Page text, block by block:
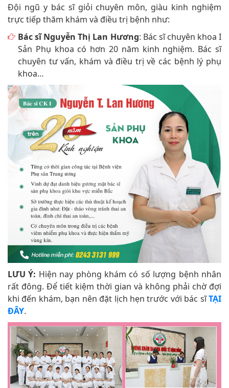
Đội ngũ y bác sĩ giỏi chuyên môn, giàu kinh nghiệm
trực tiếp thăm khám và điều trị bệnh như:
Bác sĩ Nguyễn Thị Lan Hương: Bác sĩ chuyên khoa I
Sản Phụ khoa có hơn 20 năm kinh nghiệm. Bác sĩ
chuyên tư vấn, khám và điều trị về các bệnh lý phụ
khoa…
LƯU Ý: Hiện nay phòng khám có số lượng bệnh nhân
rất đông. Để tiết kiệm thời gian và không phải chờ đợi
khi đến khám, bạn nên đặt lịch hẹn trước với bác sĩTẠI
ĐÂY.